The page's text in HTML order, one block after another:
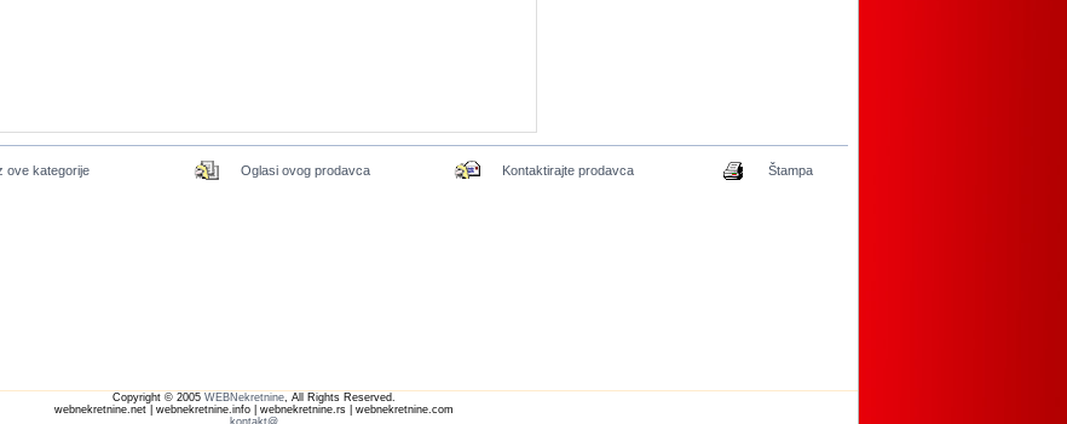
ove kategorije Oglasi ovog prodavca Kontaktirajte prodavca Štampa
Copyright © 2005 WEBNekretnine, All Rights Reserved.
webnekretnine.net | webnekretnine.info | webnekretnine.rs | webnekretnine.com
kontakt@